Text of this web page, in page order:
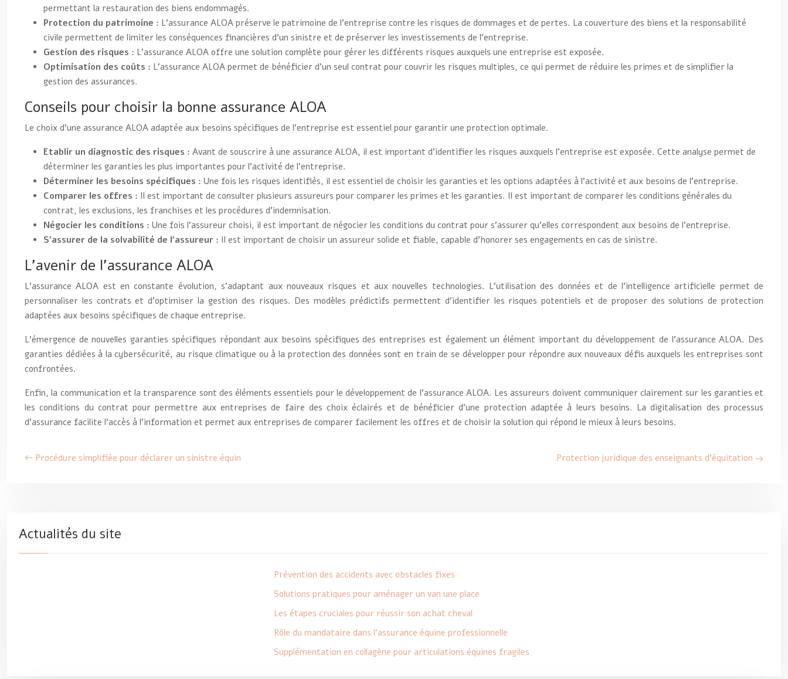
permettant la restauration des biens endommagés.
Protection du patrimoine : L’assurance ALOA préserve le patrimoine de l’entreprise contre les risques de dommages et de pertes. La couverture des biens et la responsabilité
civile permettent de limiter les conséquences financières d’un sinistre et de préserver les investissements de l’entreprise.
Gestion des risques : L’assurance ALOA offre une solution complète pour gérer les différents risques auxquels une entreprise est exposée.
Optimisation des coûts : L’assurance ALOA permet de bénéficier d’un seul contrat pour couvrir les risques multiples, ce qui permet de réduire les primes et de simplifier la
gestion des assurances.
Conseils pour choisir la bonne assurance ALOA
Le choix d’une assurance ALOA adaptée aux besoins spécifiques de l’entreprise est essentiel pour garantir une protection optimale.
Etablir un diagnostic des risques : Avant de souscrire à une assurance ALOA, il est important d’identifier les risques auxquels l’entreprise est exposée. Cette analyse permet de
déterminer les garanties les plus importantes pour l’activité de l’entreprise.
Déterminer les besoins spécifiques : Une fois les risques identifiés, il est essentiel de choisir les garanties et les options adaptées à l’activité et aux besoins de l’entreprise.
Comparer les offres : Il est important de consulter plusieurs assureurs pour comparer les primes et les garanties. Il est important de comparer les conditions générales du
contrat, les exclusions, les franchises et les procédures d’indemnisation.
Négocier les conditions : Une fois l’assureur choisi, il est important de négocier les conditions du contrat pour s’assurer qu’elles correspondent aux besoins de l’entreprise.
S’assurer de la solvabilité de l’assureur : Il est important de choisir un assureur solide et fiable, capable d’honorer ses engagements en cas de sinistre.
L’avenir de l’assurance ALOA
L’assurance ALOA est en constante évolution, s’adaptant aux nouveaux risques et aux nouvelles technologies. L’utilisation des données et de l’intelligence artificielle permet de
personnaliser les contrats et d’optimiser la gestion des risques. Des modèles prédictifs permettent d’identifier les risques potentiels et de proposer des solutions de protection
adaptées aux besoins spécifiques de chaque entreprise.
L’émergence de nouvelles garanties spécifiques répondant aux besoins spécifiques des entreprises est également un élément important du développement de l’assurance ALOA. Des
garanties dédiées à la cybersécurité, au risque climatique ou à la protection des données sont en train de se développer pour répondre aux nouveaux défis auxquels les entreprises sont
confrontées.
Enfin, la communication et la transparence sont des éléments essentiels pour le développement de l’assurance ALOA. Les assureurs doivent communiquer clairement sur les garanties et
les conditions du contrat pour permettre aux entreprises de faire des choix éclairés et de bénéficier d’une protection adaptée à leurs besoins. La digitalisation des processus
d’assurance facilite l’accès à l’information et permet aux entreprises de comparer facilement les offres et de choisir la solution qui répond le mieux à leurs besoins.
Procédure simplifiée pour déclarer un sinistre équin Protection juridique des enseignants d’équitation
Actualités du site
Prévention des accidents avec obstacles fixes
Solutions pratiques pour aménager un van une place
Les étapes cruciales pour réussir son achat cheval
Rôle du mandataire dans l’assurance équine professionnelle
Supplémentation en collagène pour articulations équines fragiles